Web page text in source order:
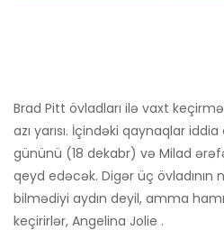
Brad Pitt övladları ilə vaxt
azı yarısı. İçindəki qaynaqlar iddia
gününü (18 dekabr) və Milad
qeyd edəcək. Digər üç övladının
bilmədiyi aydın deyil, amma
keçirirlər, Angelina Jolie .